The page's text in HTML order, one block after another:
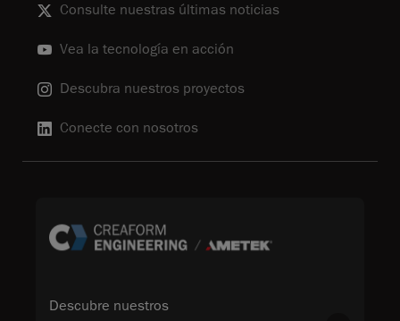
Consulte nuestras últimas noticias
Vea la tecnología en acción
Descubra nuestros proyectos
Conecte con nosotros
Descubre nuestros